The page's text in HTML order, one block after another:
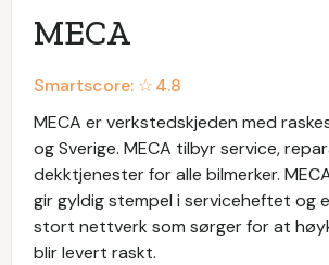
MECA
Smartscore: ☆4.8
MECA er verkstedskjeden med
og Sverige. MECA tilbyr service,
dekktjenester for alle bilmerker.
gir gyldig stempel i serviceheftet og
stort nettverk som sørger for at
blir levert raskt.